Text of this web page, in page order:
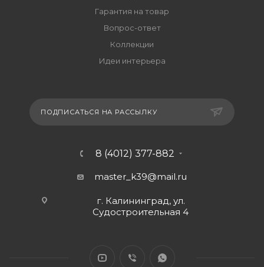
Гарантия на товар
Вопрос-ответ
Коллекции
Идеи интерьера
ПОДПИСАТЬСЯ НА РАССЫЛКУ
8 (4012) 377-882
master_k39@mail.ru
г. Калининград, ул.
Судостроительная 4